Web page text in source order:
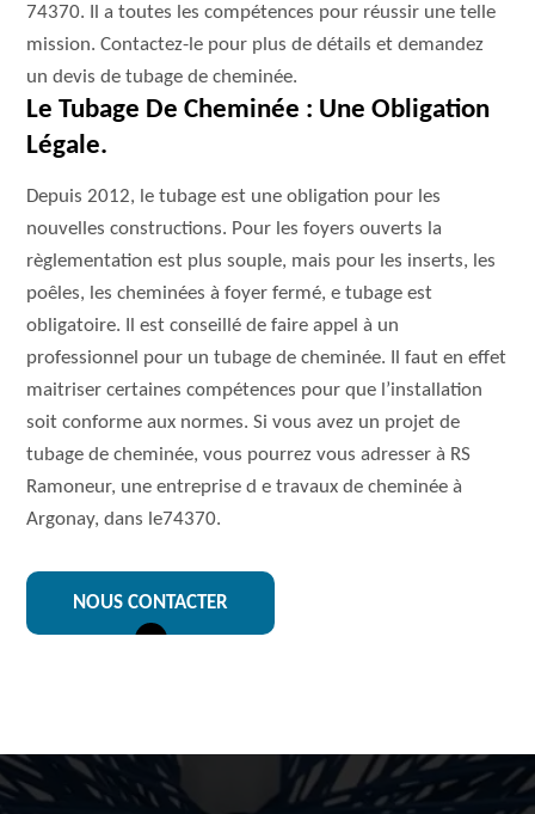
74370. Il a toutes les compétences pour réussir une telle
mission. Contactez-le pour plus de détails et demandez
un devis de tubage de cheminée.
Le Tubage De Cheminée : Une Obligation
Légale.
Depuis 2012, le tubage est une obligation pour les
nouvelles constructions. Pour les foyers ouverts la
règlementation est plus souple, mais pour les inserts, les
poêles, les cheminées à foyer fermé, e tubage est
obligatoire. Il est conseillé de faire appel à un
professionnel pour un tubage de cheminée. Il faut en effet
maitriser certaines compétences pour que l’installation
soit conforme aux normes. Si vous avez un projet de
tubage de cheminée, vous pourrez vous adresser à RS
Ramoneur, une entreprise d e travaux de cheminée à
Argonay, dans le74370.
NOUS CONTACTER